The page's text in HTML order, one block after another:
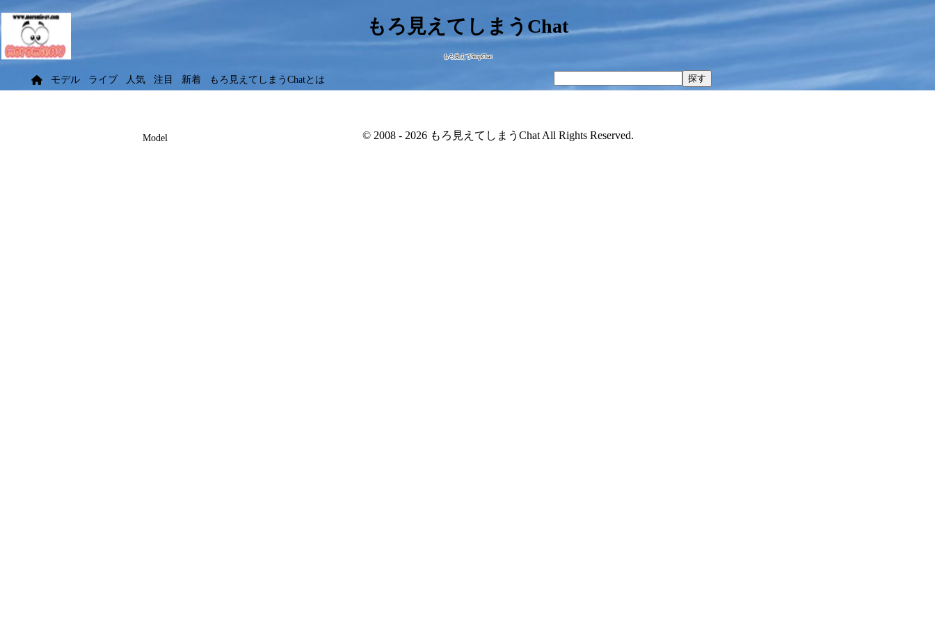
もろ見えてしまうChat
もろ見えてStripChat
モデル ライブ 人気 注目 新着 もろ見えてしまうChatとは 探す
Model © 2008 - 2026 もろ見えてしまうChat All Rights Reserved.